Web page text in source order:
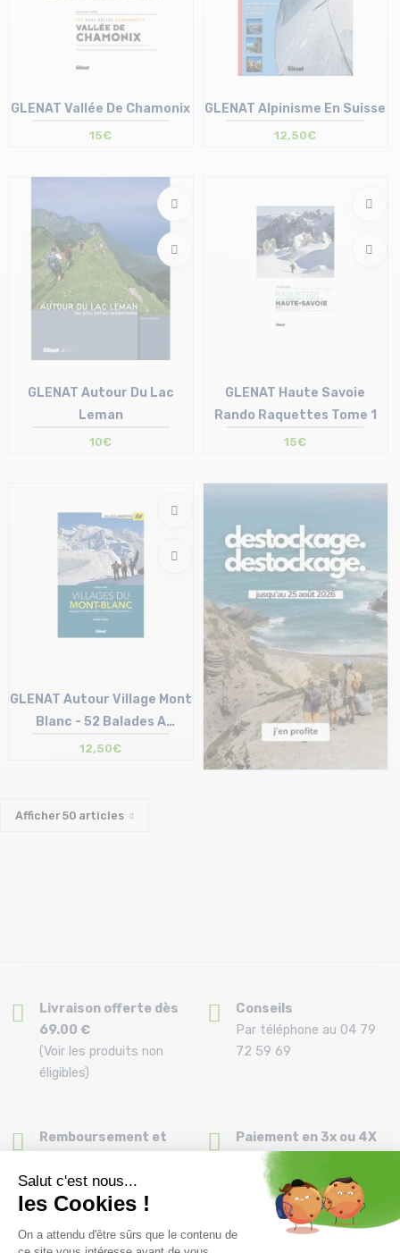
GLENAT Vallée De Chamonix
15€
T.U
GLENAT Alpinisme En Suisse
12,50€
GLENAT Autour Du Lac
Leman
10€
GLENAT Haute Savoie
Rando Raquettes Tome 1
15€
GLENAT Autour Village Mont
Blanc - 52 Balades A
Raquettes
12,50€
Afficher50 articles
Livraison offerte dès
69.00 €
(Voir les produits non
éligibles)
Conseils
Par téléphone au 04 79
72 59 69
Remboursement et
Délai de rétractation de
30 jours
Paiement en 3x ou 4X
dès 150€ par carte
bancaire